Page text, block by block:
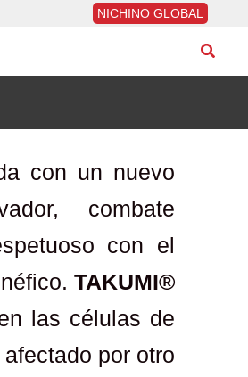
NICHINO GLOBAL
con un nuevo
combate
con el
TAKUMI®
las células de
por otro